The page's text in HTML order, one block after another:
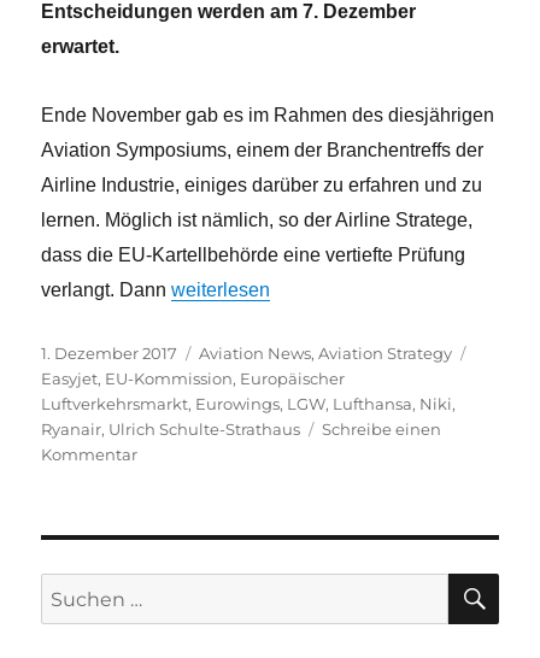
Entscheidungen werden am 7. Dezember
erwartet.
Ende November gab es im Rahmen des diesjährigen
Aviation Symposiums, einem der Branchentreffs der
Airline Industrie, einiges darüber zu erfahren und zu
lernen. Möglich ist nämlich, so der Airline Stratege,
dass die EU-Kartellbehörde eine vertiefte Prüfung
verlangt. Dann„Europäischer Luftverkehr:
weiterlesen
Veröffentlicht
am
1. Dezember 2017 Kategorien
Aviation News,Aviation Strategy
Easyjet, EU-Kommission, Europäischer
Luftverkehrsmarkt, Eurowings, LGW, Lufthansa, Niki,
Ryanair, Ulrich Schulte-Strathaus
Schreibe einen
Kommentarzu
7.
Dezember
Suche
nach: